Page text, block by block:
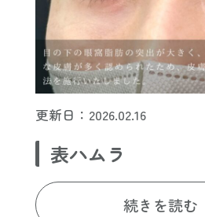
更新日：2026.02.16
表ハムラ
続きを読む